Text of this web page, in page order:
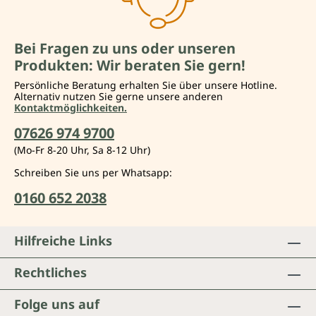
Bei Fragen zu uns oder unseren
Produkten: Wir beraten Sie gern!
Persönliche Beratung erhalten Sie über unsere Hotline.
Alternativ nutzen Sie gerne unsere anderen
Kontaktmöglichkeiten.
07626 974 9700
(Mo-Fr 8-20 Uhr, Sa 8-12 Uhr)
Schreiben Sie uns per Whatsapp:
0160 652 2038
Folge uns auf
Hilfreiche Links
Rechtliches